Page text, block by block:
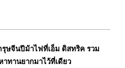
ษจีนปีม้าไฟที่เอ็ม ดิสทริค รวม
ทานยากมาไว้ที่เดียว